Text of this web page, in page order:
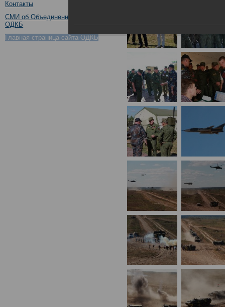
Контакты
СМИ об Объединенном штабе
ОДКБ
Главная страница сайта ОДКБ